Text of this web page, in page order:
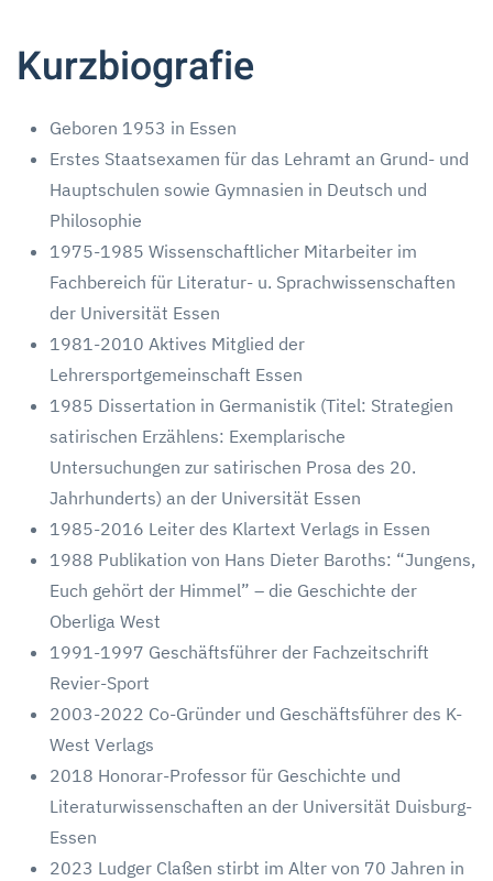
Kurzbiografie
Geboren 1953 in Essen
Erstes Staatsexamen für das Lehramt an Grund- und
Hauptschulen sowie Gymnasien in Deutsch und
Philosophie
1975-1985 Wissenschaftlicher Mitarbeiter im
Fachbereich für Literatur- u. Sprachwissenschaften
der Universität Essen
1981-2010 Aktives Mitglied der
Lehrersportgemeinschaft Essen
1985 Dissertation in Germanistik (Titel: Strategien
satirischen Erzählens: Exemplarische
Untersuchungen zur satirischen Prosa des 20.
Jahrhunderts) an der Universität Essen
1985-2016 Leiter des Klartext Verlags in Essen
1988 Publikation von Hans Dieter Baroths: “Jungens,
Euch gehört der Himmel” – die Geschichte der
Oberliga West
1991-1997 Geschäftsführer der Fachzeitschrift
Revier-Sport
2003-2022 Co-Gründer und Geschäftsführer des K-
West Verlags
2018 Honorar-Professor für Geschichte und
Literaturwissenschaften an der Universität Duisburg-
Essen
2023 Ludger Claßen stirbt im Alter von 70 Jahren in